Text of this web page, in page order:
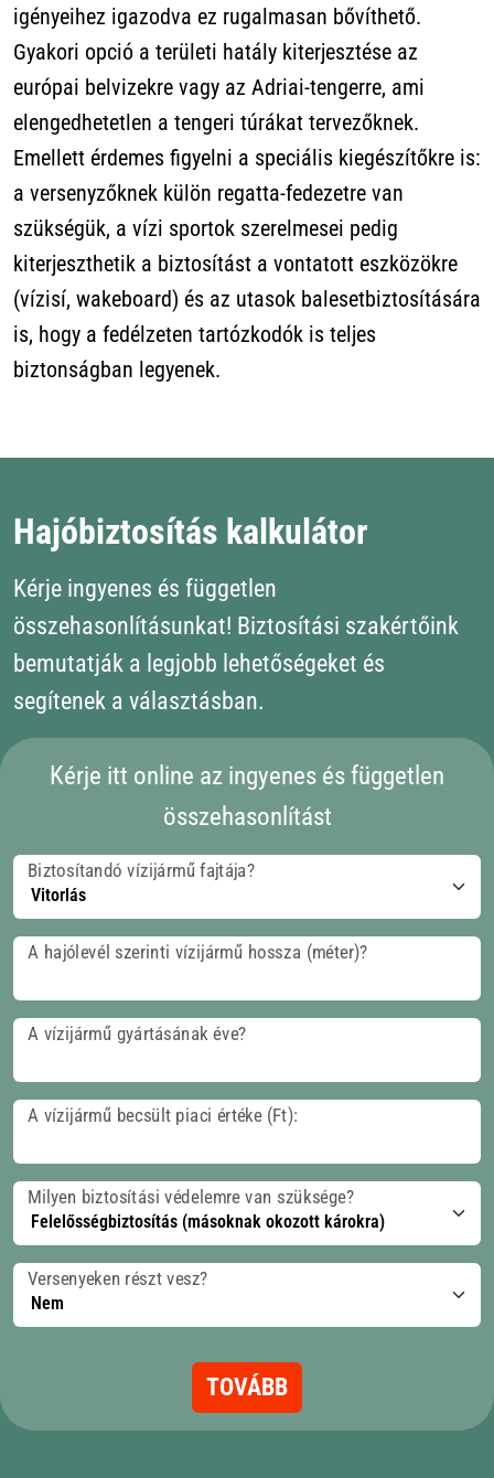
igényeihez igazodva ez rugalmasan bővíthető.
Gyakori opció a területi hatály kiterjesztése az
európai belvizekre vagy az Adriai-tengerre, ami
elengedhetetlen a tengeri túrákat tervezőknek.
Emellett érdemes figyelni a speciális kiegészítőkre is:
a versenyzőknek külön regatta-fedezetre van
szükségük, a vízi sportok szerelmesei pedig
kiterjeszthetik a biztosítást a vontatott eszközökre
(vízisí, wakeboard) és az utasok balesetbiztosítására
is, hogy a fedélzeten tartózkodók is teljes
biztonságban legyenek.
Hajóbiztosítás kalkulátor
Kérje ingyenes és független
összehasonlításunkat! Biztosítási szakértőink
bemutatják a legjobb lehetőségeket és
segítenek a választásban.
Kérje itt online az ingyenes és független
összehasonlítást
Biztosítandó vízijármű fajtája?
A hajólevél szerinti vízijármű hossza (méter)?
A vízijármű gyártásának éve?
A vízijármű becsült piaci értéke (Ft):
Milyen biztosítási védelemre van szüksége?
Versenyeken részt vesz?
TOVÁBB